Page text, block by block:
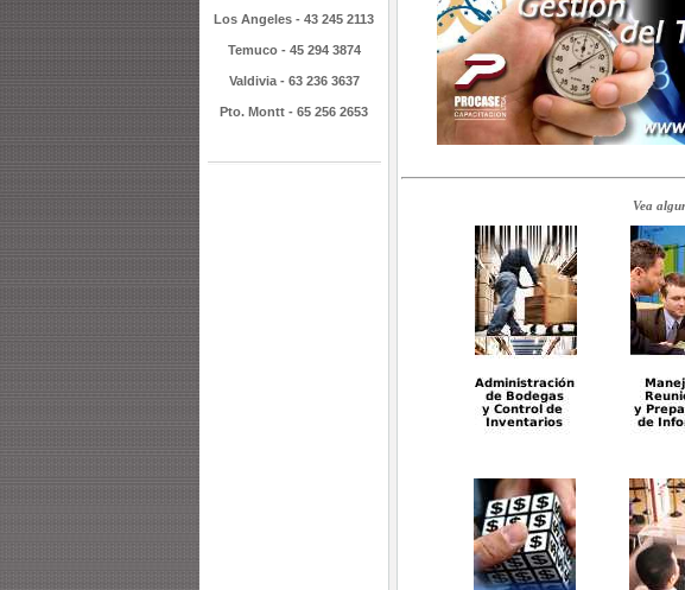
Los Angeles - 43 245 2113
Temuco - 45 294 3874
Valdivia - 63 236 3637
Pto. Montt - 65 256 2653
Vea